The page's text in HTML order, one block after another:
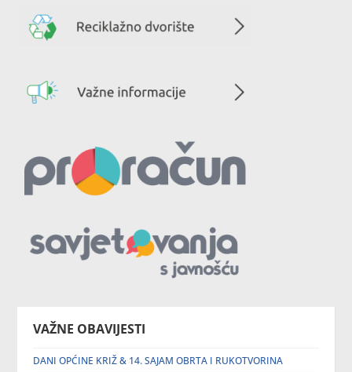
VAŽNE OBAVIJESTI
DANI OPĆINE KRIŽ & 14. SAJAM OBRTA I RUKOTVORINA